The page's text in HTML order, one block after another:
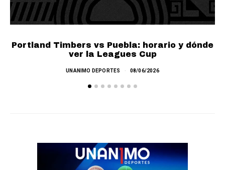
Portland Timbers vs Puebla: horario y dónde
ver la Leagues Cup
UNANIMO DEPORTES 08/06/2026